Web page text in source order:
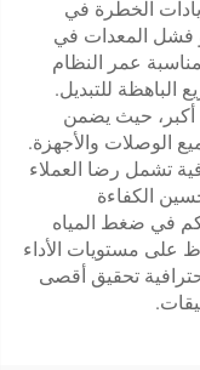
الخطرة في
فشل المعدات في
عمر النظام
الباهظة للتبديل.
أكبر، حيث يضمن
الوصلات والأجهزة.
تشمل رضا العملاء
الكفاءة
في ضغط المياه
على مستويات الأداء
تحقيق أقصى